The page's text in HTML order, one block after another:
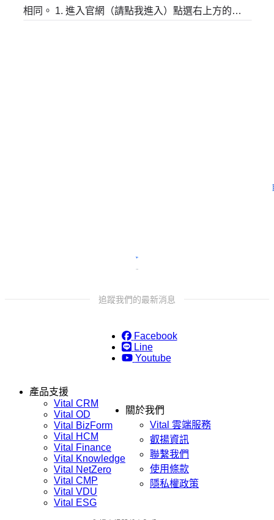
相同。 1. 進入官網（請點我進入）點選右上方的
追蹤我們的最新消息
Facebook
Line
Youtube
產品支援
Vital CRM
Vital OD
Vital BizForm
Vital HCM
Vital Finance
Vital Knowledge
Vital NetZero
Vital CMP
Vital VDU
Vital ESG
關於我們
Vital 雲端服務
叡揚資訊
聯繫我們
使用條款
隱私權政策